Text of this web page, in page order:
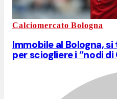
Calciomercato Bologna
Immobile al Bologna,
per sciogliere i “nodi di